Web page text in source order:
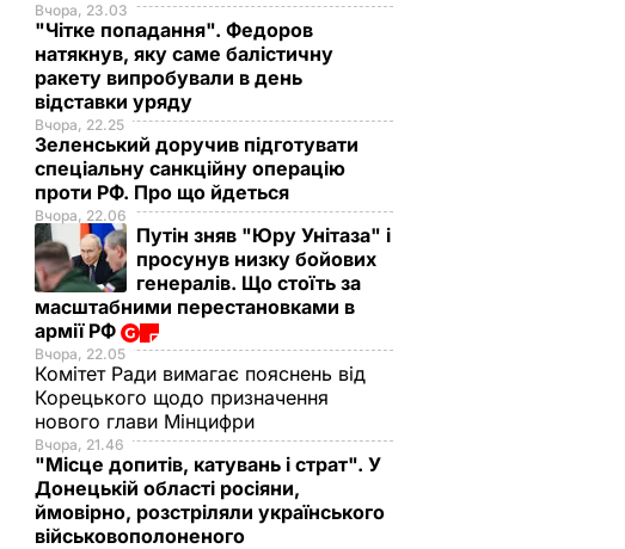
Вчора, 23.03
"Чітке попадання". Федоров
натякнув, яку саме балістичну
ракету випробували в день
відставки уряду
Вчора, 22.25
Зеленський доручив підготувати
спеціальну санкційну операцію
проти РФ. Про що йдеться
Вчора, 22.06
Путін зняв "Юру Унітаза" і
просунув низку бойових
генералів. Що стоїть за
масштабними перестановками в
армії РФ
Вчора, 22.05
Комітет Ради вимагає пояснень від
Корецького щодо призначення
нового глави Мінцифри
Вчора, 21.46
"Місце допитів, катувань і страт". У
Донецькій області росіяни,
ймовірно, розстріляли українського
військовополоненого